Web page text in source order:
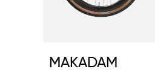
MAKADAM